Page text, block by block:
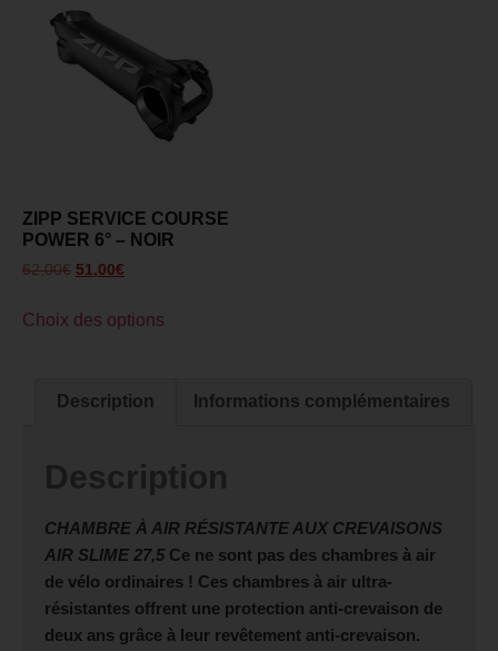
ZIPP SERVICE COURSE
POWER 6° – NOIR
62,00€ 51,00€
Choix des options
Description Informations complémentaires
Description
CHAMBRE À AIR RÉSISTANTE AUX CREVAISONS
AIR SLIME 27,5 Ce ne sont pas des chambres à air
de vélo ordinaires ! Ces chambres à air ultra-
résistantes offrent une protection anti-crevaison de
deux ans grâce à leur revêtement anti-crevaison.